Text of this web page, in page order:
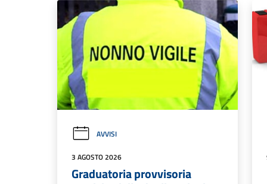
AVVISI
3 AGOSTO 2026
Graduatoria provvisoria